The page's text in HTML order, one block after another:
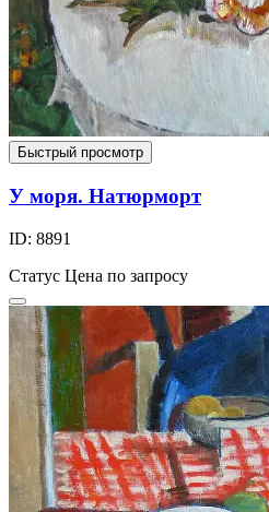
Быстрый просмотр
У моря. Натюрморт
ID: 8891
Статус Цена по запросу